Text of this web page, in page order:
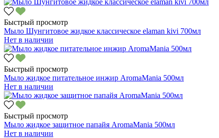
Быстрый просмотр
Мыло Шунгитовое жидкое классическое elaman kivi 700мл
Нет в наличии
Быстрый просмотр
Мыло жидкое питательное инжир AromaMania 500мл
Нет в наличии
Быстрый просмотр
Мыло жидкое защитное папайя AromaMania 500мл
Нет в наличии